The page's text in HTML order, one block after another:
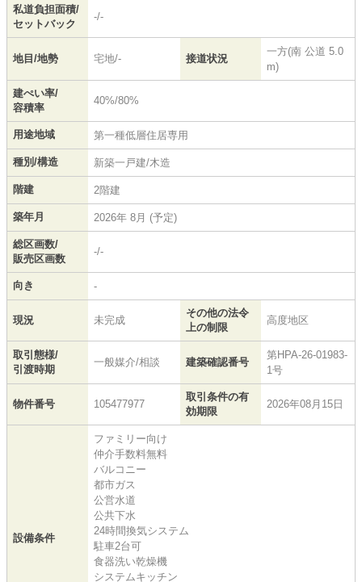
私道負担面積/
セットバック
-/-
地目/地勢 宅地/- 接道状況
一方(南 公道 5.0
m)
建ぺい率/
容積率
40%/80%
用途地域 第一種低層住居専用
種別/構造 新築一戸建/木造
階建 2階建
築年月 2026年 8月 (予定)
総区画数/
販売区画数
-/-
向き -
現況 未完成
その他の法令
上の制限
高度地区
取引態様/
引渡時期
一般媒介/相談 建築確認番号
第HPA-26-01983-
1号
物件番号 105477977
取引条件の有
効期限
2026年08月15日
設備条件
ファミリー向け
仲介手数料無料
バルコニー
都市ガス
公営水道
公共下水
24時間換気システム
駐車2台可
食器洗い乾燥機
システムキッチン